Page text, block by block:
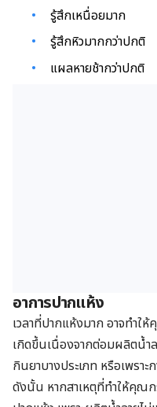
รู้สึกเหนื่อยมาก
รู้สึกหิวมากกว่าปกติ
แผลหายช้ากว่าปกติ
อาการปากแห้ง
เวลาที่ปากแห้งมาก อาจทำใ
เกิดขึ้นเนื่องจากต่อมผลิตน้ำ
กินยาบางประเภท หรือเพราะ
ดังนั้น หากสาเหตุที่ทำให้คุณก